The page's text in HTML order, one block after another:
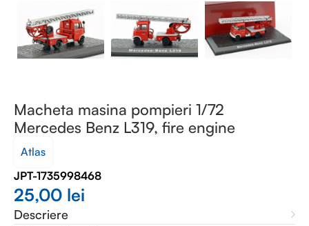
Macheta masina pompieri 1/72
Mercedes Benz L319, fire engine
Atlas
JPT-1735998468
25,00 lei
Descriere